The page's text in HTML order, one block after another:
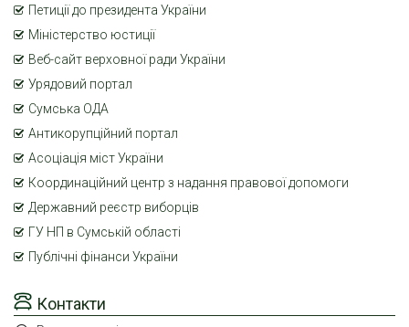
Контакти
Петиції до президента України
Міністерство юстиції
Веб-сайт верховної ради України
Урядовий портал
Сумська ОДА
Антикорупційний портал
Асоціація міст України
Координаційний центр з надання правової допомоги
Державний реєстр виборців
ГУ НП в Сумській області
Публічні фінанси України